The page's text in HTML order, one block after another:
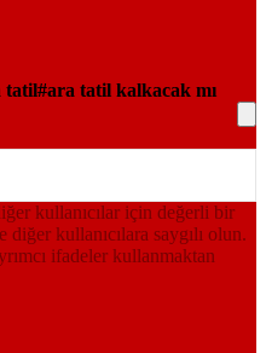
tatil ara tatil kalkacak mı
kullanıcılar için değerli bir
kullanıcılara saygılı olun.
ifadeler kullanmaktan